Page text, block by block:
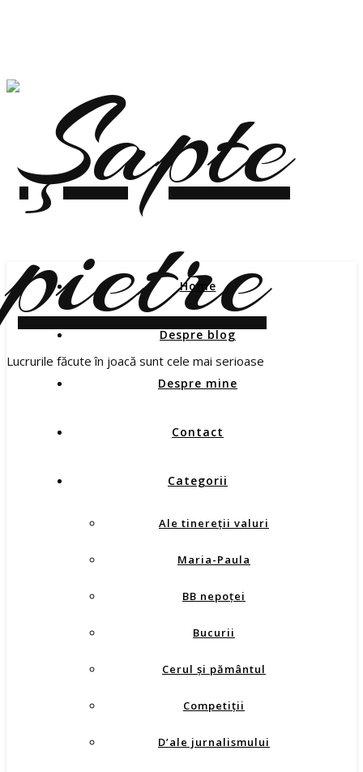
Lucrurile făcute în joacă sunt cele mai serioase
Home
Despre blog
Despre mine
Contact
Categorii
Ale tinereţii valuri
Maria-Paula
BB nepoţei
Bucurii
Cerul şi pământul
Competiţii
D’ale jurnalismului